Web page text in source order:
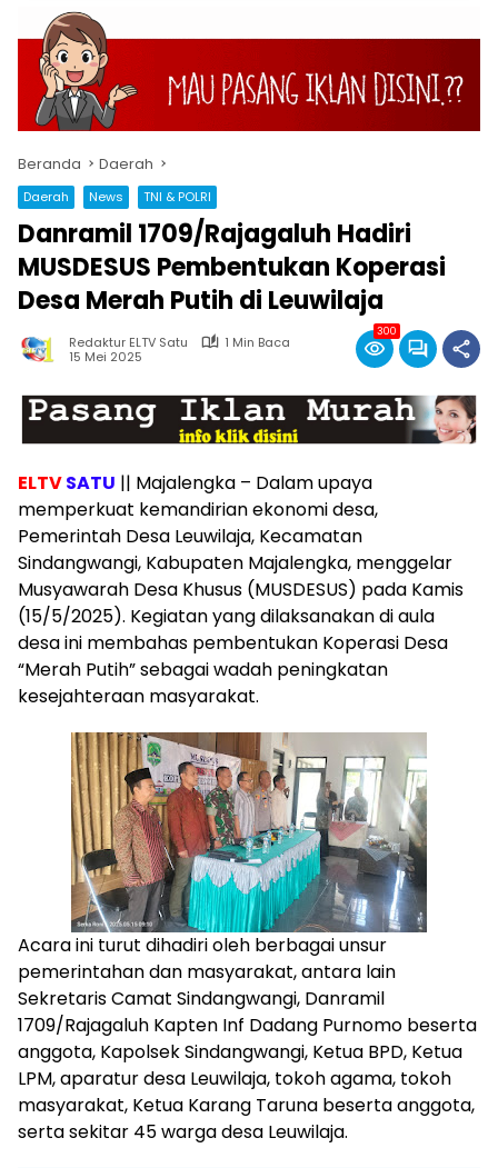
Beranda Daerah
Daerah News TNI & POLRI
Danramil 1709/Rajagaluh Hadiri
MUSDESUS Pembentukan Koperasi
Desa Merah Putih di Leuwilaja
Redaktur ELTV Satu
1 Min Baca
15 Mei 2025
300
ELTVSATU || Majalengka – Dalam upaya
memperkuat kemandirian ekonomi desa,
Pemerintah Desa Leuwilaja, Kecamatan
Sindangwangi, Kabupaten Majalengka, menggelar
Musyawarah Desa Khusus (MUSDESUS) pada Kamis
(15/5/2025). Kegiatan yang dilaksanakan di aula
desa ini membahas pembentukan Koperasi Desa
“Merah Putih” sebagai wadah peningkatan
kesejahteraan masyarakat.
Acara ini turut dihadiri oleh berbagai unsur
pemerintahan dan masyarakat, antara lain
Sekretaris Camat Sindangwangi, Danramil
1709/Rajagaluh Kapten Inf Dadang Purnomo beserta
anggota, Kapolsek Sindangwangi, Ketua BPD, Ketua
LPM, aparatur desa Leuwilaja, tokoh agama, tokoh
masyarakat, Ketua Karang Taruna beserta anggota,
serta sekitar 45 warga desa Leuwilaja.